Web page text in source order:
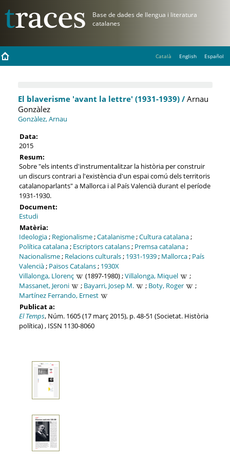
Català English Español
El blaverisme 'avant la lettre' (1931-1939) /Arnau
Gonzàlez
Gonzàlez, Arnau
Data:
2015
Resum:
Sobre "els intents d'instrumentalitzar la història per construir
un discurs contrari a l'existència d'un espai comú dels territoris
catalanoparlants" a Mallorca i al País Valencià durant el període
1931-1930.
Document:
Estudi
Matèria:
Ideologia; Regionalisme;Catalanisme;Cultura catalana;
Política catalana; Escriptors catalans; Premsa catalana;
Nacionalisme; Relacions culturals; 1931-1939; Mallorca; País
Valencià; Països Catalans; 1930X
Villalonga, Llorenç
(1897-1980) ;Villalonga, Miquel
;
Massanet, Jeroni
; Bayarri, Josep M. ; Boty, Roger
;
Martínez Ferrando, Ernest
Publicat a:
El Temps, Núm. 1605 (17 març 2015), p. 48-51 (Societat. Història
política) , ISSN 1130-8060